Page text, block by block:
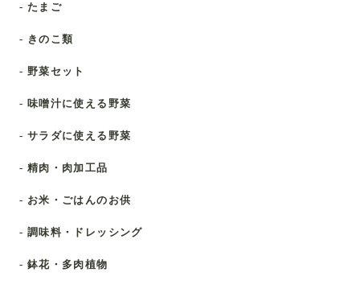
- たまご
- きのこ類
- 野菜セット
- 味噌汁に使える野菜
- サラダに使える野菜
- 精肉・肉加工品
- お米・ごはんのお供
- 調味料・ドレッシング
- 鉢花・多肉植物